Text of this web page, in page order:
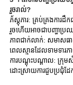
រួចរាល់?
ភ័ស្តុភារ: គ្រប់គ្រងការ
រួចហើយអាចជាបញ្ហាប្រ
ភាពជាក់លាក់: សមាសធាតុ
ពេលស្មានដែលទាមទារ
ការបណ្តុះបណ្តាល: ក្រុម
ដោះស្រាយការជួបប្រជុំដ